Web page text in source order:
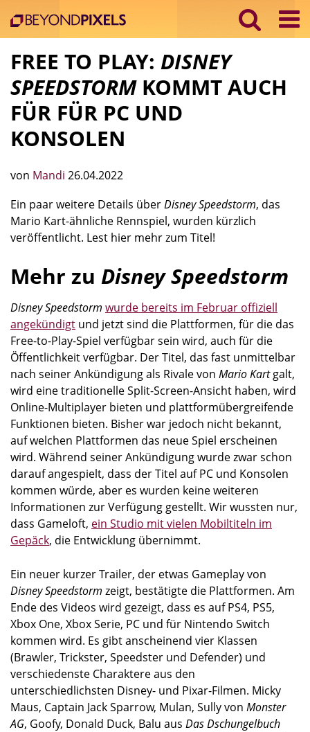
FREE TO PLAY: DISNEY
SPEEDSTORMKOMMT AUCH
FÜR FÜR PC UND
KONSOLEN
von Mandi 26.04.2022
Ein paar weitere Details überDisney Speedstorm, das
Mario Kart-ähnliche Rennspiel, wurden kürzlich
veröffentlicht. Lest hier mehr zum Titel!
Mehr zu Disney Speedstorm
Disney Speedstorm wurde bereits im Februar offiziell
angekündigt und jetzt sind die Plattformen, für die das
Free-to-Play-Spiel verfügbar sein wird, auch für die
Öffentlichkeit verfügbar. Der Titel, das fast unmittelbar
nach seiner Ankündigung als Rivale von Mario Kartgalt,
wird eine traditionelle Split-Screen-Ansicht haben, wird
Online-Multiplayer bieten und plattformübergreifende
Funktionen bieten. Bisher war jedoch nicht bekannt,
auf welchen Plattformen das neue Spiel erscheinen
wird. Während seiner Ankündigung wurde zwar schon
darauf angespielt, dass der Titel auf PC und Konsolen
kommen würde, aber es wurden keine weiteren
Informationen zur Verfügung gestellt. Wir wussten nur,
dass Gameloft, ein Studio mit vielen Mobiltiteln im
Gepäck, die Entwicklung übernimmt.
Ein neuer kurzer Trailer, der etwas Gameplay von
Disney Speedstorm zeigt, bestätigte die Plattformen. Am
Ende des Videos wird gezeigt, dass es auf PS4, PS5,
Xbox One, Xbox Serie, PC und für Nintendo Switch
kommen wird. Es gibt anscheinend vier Klassen
(Brawler, Trickster, Speedster und Defender) und
verschiedenste Charaktere aus den
unterschiedlichsten Disney- und Pixar-Filmen. Micky
Maus, Captain Jack Sparrow, Mulan, Sully von Monster
AG, Goofy, Donald Duck, Balu aus Das Dschungelbuch